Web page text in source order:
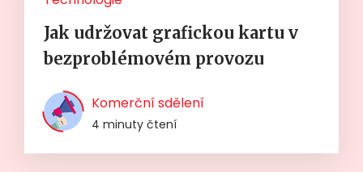
Jak udržovat grafickou kartu v
bezproblémovém provozu
Komerční sdělení
4 minuty čtení